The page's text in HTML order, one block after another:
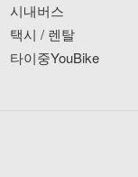
시내버스
택시 / 렌탈
타이중YouBike